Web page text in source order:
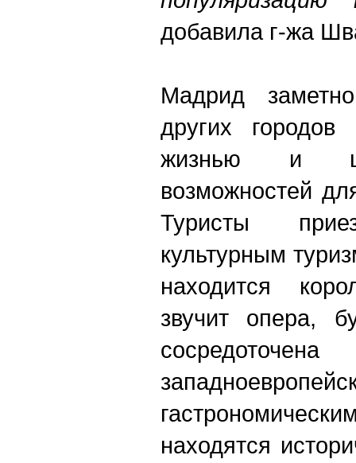
добавила г-жа
Мадрид
других городов
жизнью и
возможностей
Туристы
культурным
находится
звучит опера,
находятся